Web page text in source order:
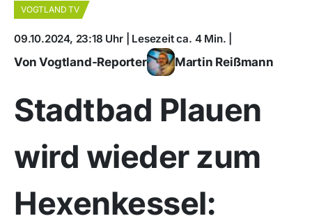
VOGTLAND TV
09.10.2024, 23:18 Uhr | Lesezeit ca. 4 Min. |
Von Vogtland-Reporter Martin Reißmann
Stadtbad Plauen
wird wieder zum
Hexenkessel: